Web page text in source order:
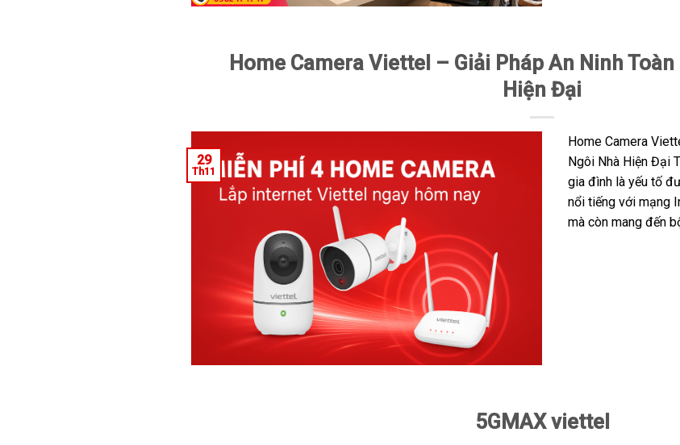
Home Camera Viettel – Giải Pháp An Ninh
Hiện Đại
29
Th11
Home Camera
Ngôi Nhà Hiện Đại
gia đình là yếu tố
nổi tiếng với mạng
mà còn mang đến
5GMAX viettel